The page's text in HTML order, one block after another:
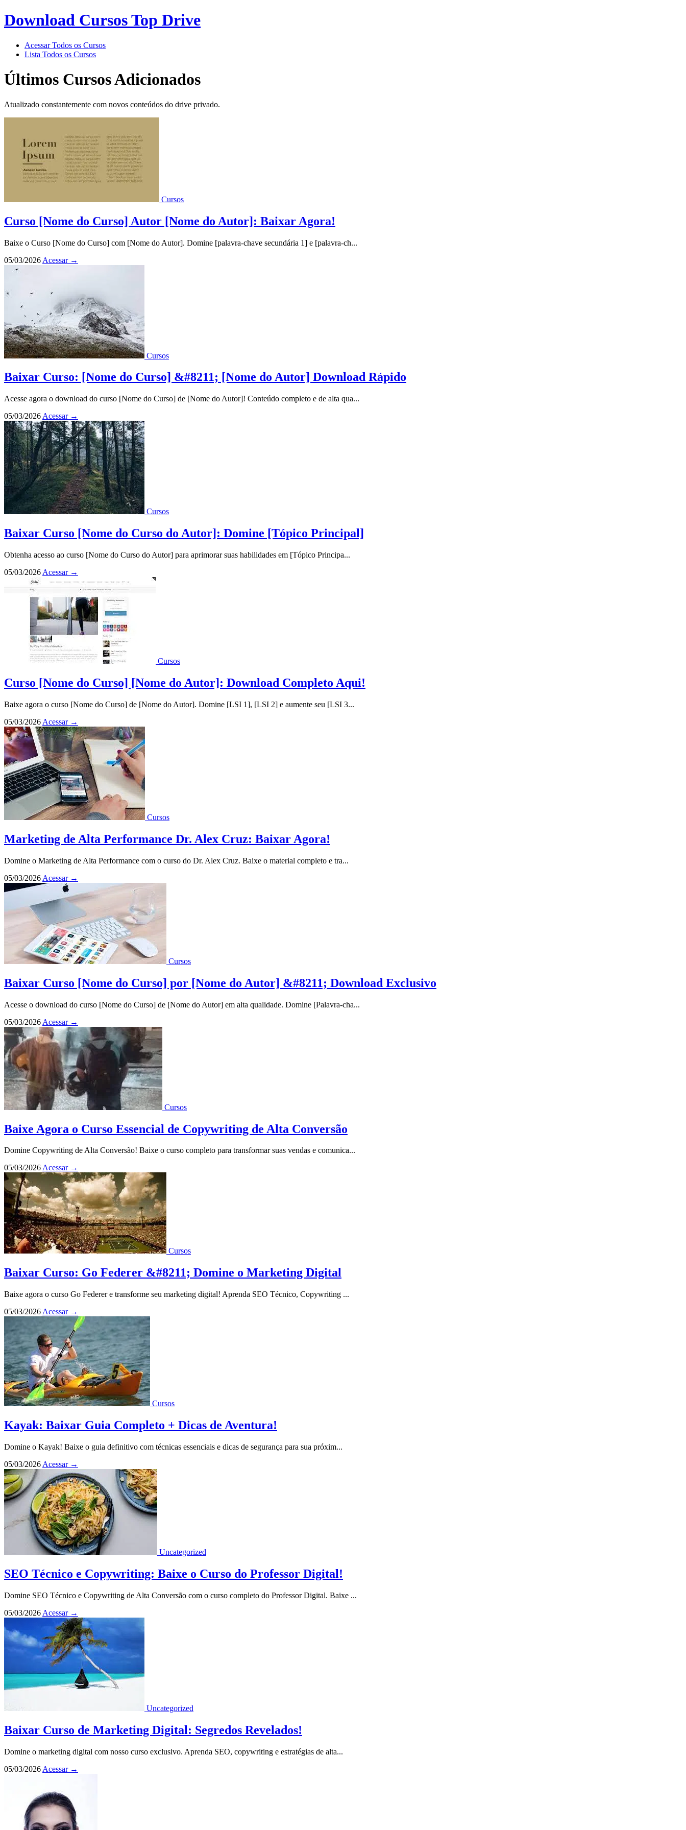
Download Cursos Top Drive
Acessar Todos os Cursos
Lista Todos os Cursos
Últimos Cursos Adicionados
Atualizado constantemente com novos conteúdos do drive privado.
Cursos
Curso [Nome do Curso] Autor [Nome do Autor]: Baixar Agora!
Baixe o Curso [Nome do Curso] com [Nome do Autor]. Domine [palavra-chave secundária 1] e [palavra-ch...
05/03/2026 Acessar →
Cursos
Baixar Curso: [Nome do Curso] &#8211; [Nome do Autor] Download Rápido
Acesse agora o download do curso [Nome do Curso] de [Nome do Autor]! Conteúdo completo e de alta qua...
05/03/2026 Acessar →
Cursos
Baixar Curso [Nome do Curso do Autor]: Domine [Tópico Principal]
Obtenha acesso ao curso [Nome do Curso do Autor] para aprimorar suas habilidades em [Tópico Principa...
05/03/2026 Acessar →
Cursos
Curso [Nome do Curso] [Nome do Autor]: Download Completo Aqui!
Baixe agora o curso [Nome do Curso] de [Nome do Autor]. Domine [LSI 1], [LSI 2] e aumente seu [LSI 3...
05/03/2026 Acessar →
Cursos
Marketing de Alta Performance Dr. Alex Cruz: Baixar Agora!
Domine o Marketing de Alta Performance com o curso do Dr. Alex Cruz. Baixe o material completo e tra...
05/03/2026 Acessar →
Cursos
Baixar Curso [Nome do Curso] por [Nome do Autor] &#8211; Download Exclusivo
Acesse o download do curso [Nome do Curso] de [Nome do Autor] em alta qualidade. Domine [Palavra-cha...
05/03/2026 Acessar →
Cursos
Baixe Agora o Curso Essencial de Copywriting de Alta Conversão
Domine Copywriting de Alta Conversão! Baixe o curso completo para transformar suas vendas e comunica...
05/03/2026Acessar →
Cursos
Baixar Curso: Go Federer &#8211; Domine o Marketing Digital
Baixe agora o curso Go Federer e transforme seu marketing digital! Aprenda SEO Técnico, Copywriting ...
05/03/2026 Acessar →
Cursos
Kayak: Baixar Guia Completo + Dicas de Aventura!
Domine o Kayak! Baixe o guia definitivo com técnicas essenciais e dicas de segurança para sua próxim...
05/03/2026 Acessar →
Uncategorized
SEO Técnico e Copywriting: Baixe o Curso do Professor Digital!
Domine SEO Técnico e Copywriting de Alta Conversão com o curso completo do Professor Digital. Baixe ...
05/03/2026 Acessar →
Uncategorized
Baixar Curso de Marketing Digital: Segredos Revelados!
Domine o marketing digital com nosso curso exclusivo. Aprenda SEO, copywriting e estratégias de alta...
05/03/2026 Acessar →